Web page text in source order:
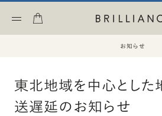
お知らせ
東北地域を中心とした
送遅延のお知らせ